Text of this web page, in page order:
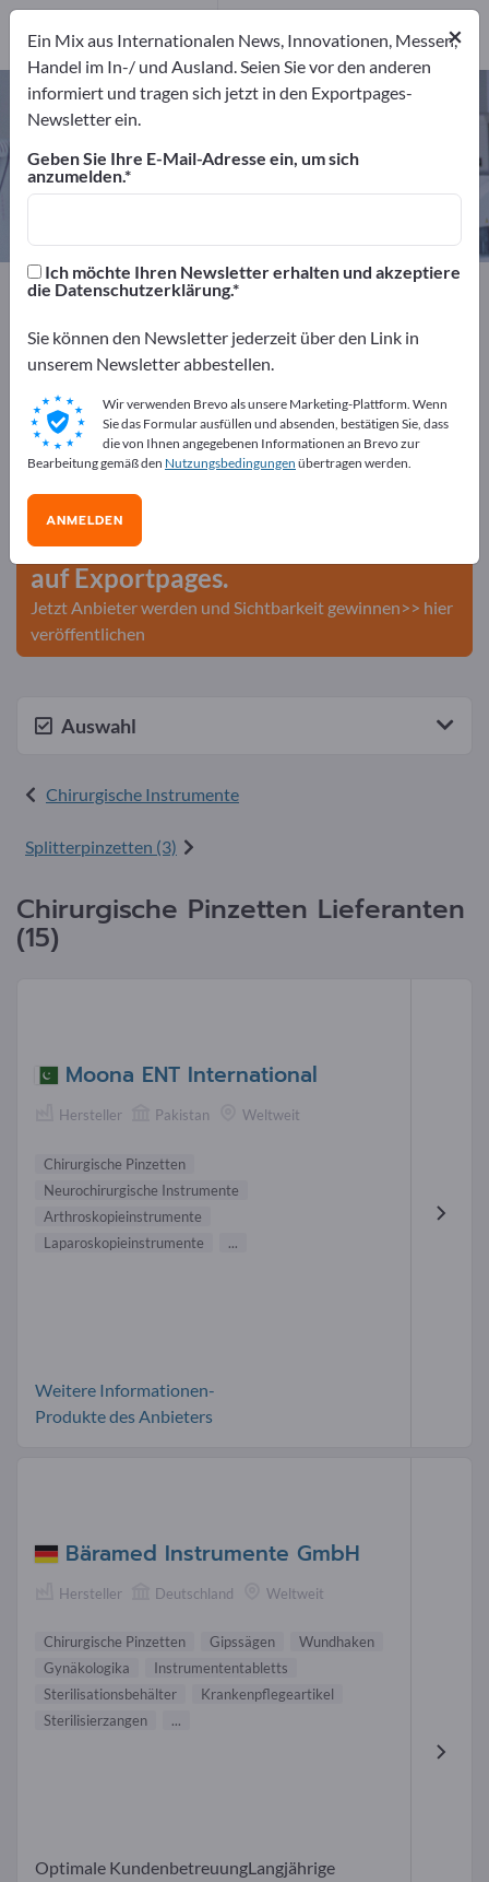
Chirurgische Pinzetten – Hersteller
Anbieter Hersteller
15
15
Exportpages
Medizin & Labor
Kostenlos inserieren auf
Exportpages!
Bedarfe – Angebote – Gebrauchtwaren –
Geschäftskontakte>> hier starten
Veröffentlichen Sie Ihr
Unternehmen und Ihre Produkte
auf Exportpages.
Jetzt Anbieter werden und Sichtbarkeit gewinnen>> hier
veröffentlichen
Auswahl
Chirurgische Instrumente
Splitterpinzetten (3)
Chirurgische Pinzetten Lieferanten
(15)
Moona ENT International
Hersteller Pakistan Weltweit
Chirurgische Pinzetten
Neurochirurgische Instrumente
Arthroskopieinstrumente
Laparoskopieinstrumente
...
Weitere Informationen-
Produkte des Anbieters
Bäramed Instrumente GmbH
Hersteller Deutschland Weltweit
Chirurgische Pinzetten Gipssägen
Wundhaken
Gynäkologika
Instrumententabletts
Sterilisationsbehälter
Krankenpflegeartikel
Sterilisierzangen
...
Optimale KundenbetreuungLangjährige
×
Ein Mix aus Internationalen News, Innovationen, Messen,
Handel im In-/ und Ausland. Seien Sie vor den anderen
informiert und tragen sich jetzt in den Exportpages-
Newsletter ein.
Geben Sie Ihre E-Mail-Adresse ein, um sich
anzumelden.
Ich möchte Ihren Newsletter erhalten und akzeptiere
die Datenschutzerklärung.
Sie können den Newsletter jederzeit über den Link in
unserem Newsletter abbestellen.
Wir verwenden Brevo als unsere Marketing-Plattform. Wenn
Sie das Formular ausfüllen und absenden, bestätigen Sie, dass
die von Ihnen angegebenen Informationen an Brevo zur
Bearbeitung gemäß den Nutzungsbedingungen übertragen werden.
ANMELDEN